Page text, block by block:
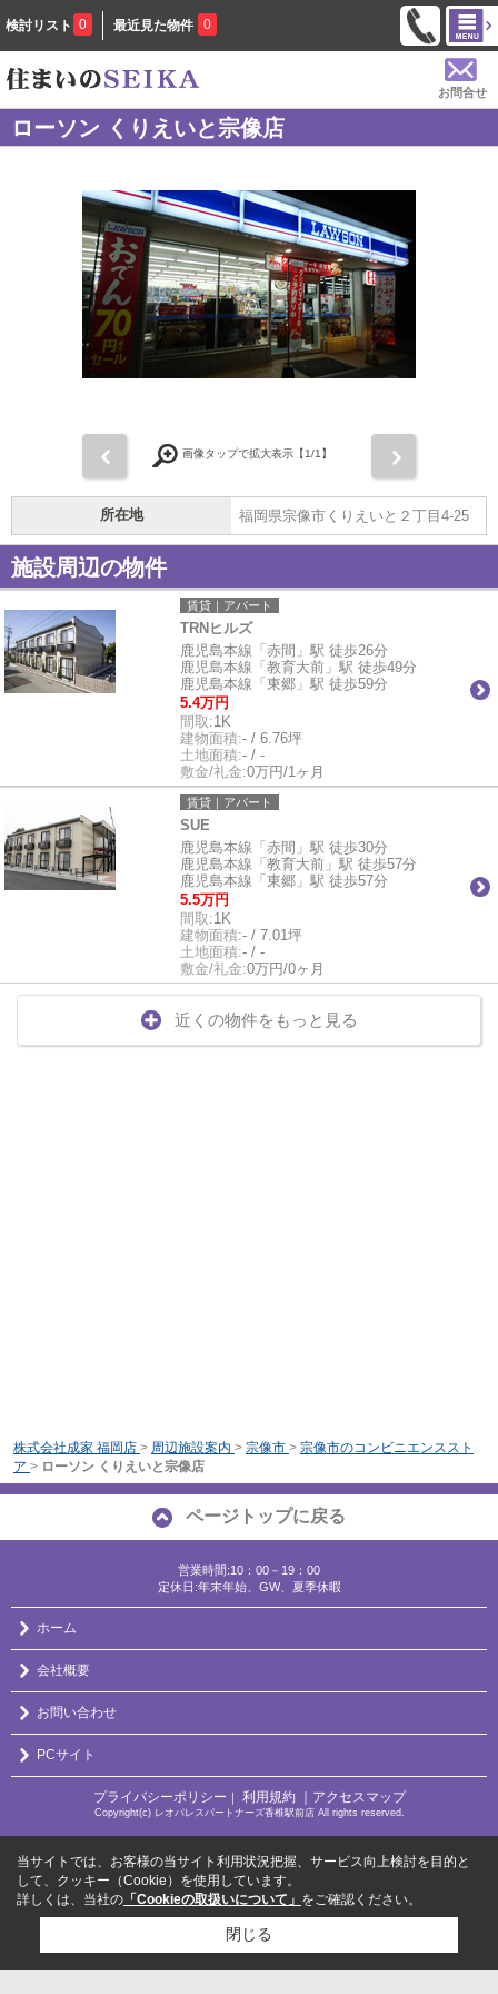
検討リスト 0 最近見た物件 0
お問合せ
ローソン くりえいと宗像店
画像タップで拡大表示【1/1】
所在地 福岡県宗像市くりえいと２丁目4-25
施設周辺の物件
賃貸｜アパート
TRNヒルズ
鹿児島本線「赤間」駅 徒歩26分
鹿児島本線「教育大前」駅 徒歩49分
鹿児島本線「東郷」駅 徒歩59分
5.4万円
間取:1K
建物面積:- / 6.76坪
土地面積:- / -
敷金/礼金:0万円/1ヶ月
賃貸｜アパート
SUE
鹿児島本線「赤間」駅 徒歩30分
鹿児島本線「教育大前」駅 徒歩57分
鹿児島本線「東郷」駅 徒歩57分
5.5万円
間取:1K
建物面積:- / 7.01坪
土地面積:- / -
敷金/礼金:0万円/0ヶ月
近くの物件をもっと見る
株式会社成家 福岡店 > 周辺施設案内 > 宗像市 > 宗像市のコンビニエンススト
ア > ローソン くりえいと宗像店
ページトップに戻る
営業時間:10：00－19：00
定休日:年末年始、GW、夏季休暇
ホーム
会社概要
お問い合わせ
PCサイト
プライバシーポリシー ｜ 利用規約 ｜アクセスマップ
Copyright(c) レオパレスパートナーズ香椎駅前店 All rights reserved.
当サイトでは、お客様の当サイト利用状況把握、サービス向上検討を目的と
して、クッキー（Cookie）を使用しています。
詳しくは、当社の 「Cookieの取扱いについて」 をご確認ください。
閉じる